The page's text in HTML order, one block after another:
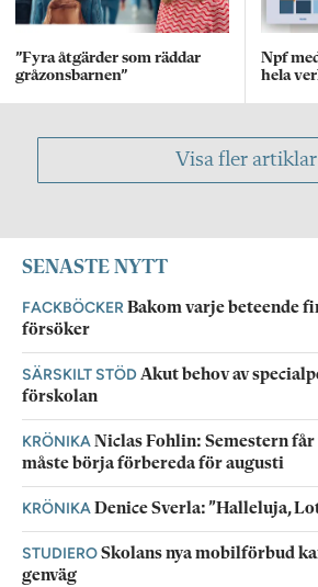
”Fyra åtgärder som räddar
gråzonsbarnen”
Npf
hela
Visa fler artiklar
SENASTE NYTT
FACKBÖCKERBakom varje beteende
försöker
SÄRSKILT STÖDAkut behov av
förskolan
KRÖNIKANiclas Fohlin: Semestern får
måste börja förbereda för augusti
KRÖNIKADenice Sverla: ”Halleluja,
STUDIEROSkolans nya mobilförbud
genväg